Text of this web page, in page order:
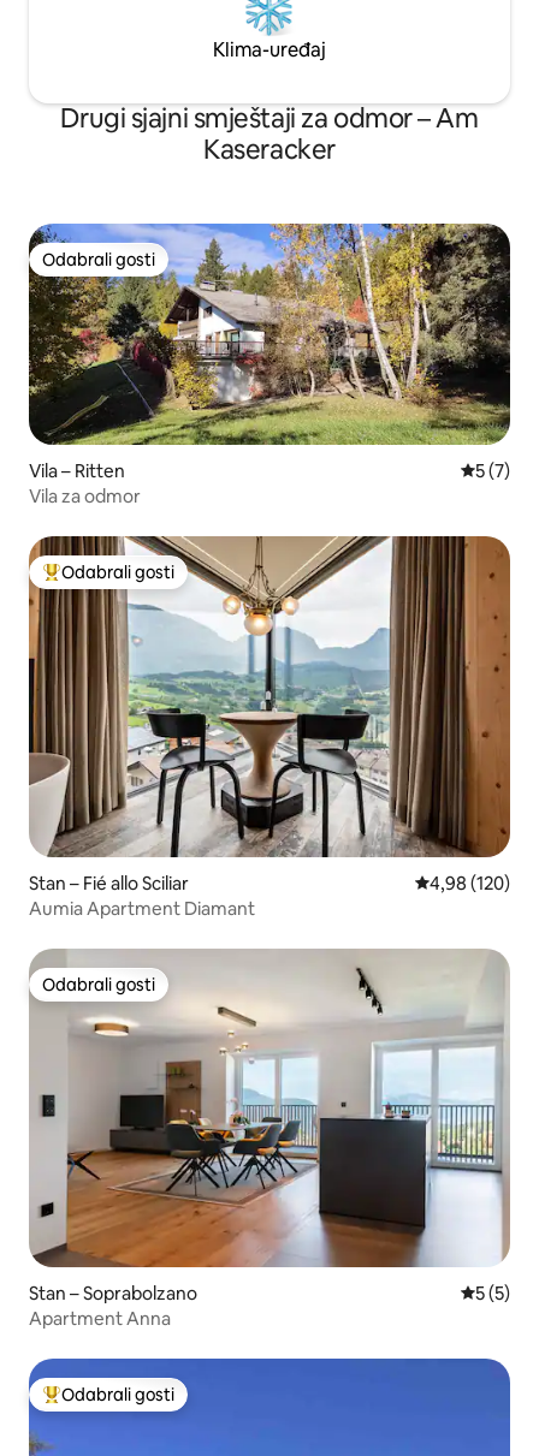
Klima-uređaj
Drugi sjajni smještaji za odmor – Am
Kaseracker
Odabrali gosti
Odabrali gosti
Vila – Ritten
5 (7)
Vila za odmor
Među najviše rangiranima s oznakom „Odabrali gosti”
Odabrali gosti
Stan – Fié allo Sciliar Prosječna
4,98 (120)
Aumia Apartment Diamant
Odabrali gosti
Odabrali gosti
Stan – Soprabolzano
5 (5)
Apartment Anna
Među najviše rangiranima s oznakom „Odabrali gosti”
Odabrali gosti